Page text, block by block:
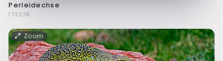
Perleidechse
f73378
Zoom